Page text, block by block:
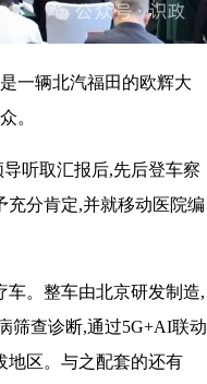
一辆北汽福田的欧辉大
。
听取汇报后,先后登车察
充分肯定,并就移动医院编
车。整车由北京研发制造,
筛查诊断,通过5G+AI联动
地区。与之配套的还有